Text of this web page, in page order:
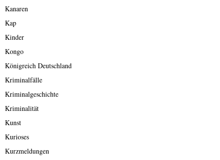
Kanaren
Kap
Kinder
Kongo
Königreich Deutschland
Kriminalfälle
Kriminalgeschichte
Kriminalität
Kunst
Kurioses
Kurzmeldungen